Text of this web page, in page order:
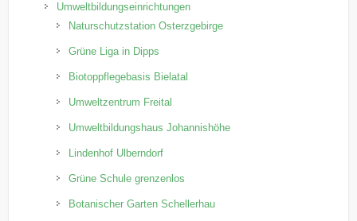
Umweltbildungseinrichtungen
Naturschutzstation Osterzgebirge
Grüne Liga in Dipps
Biotoppflegebasis Bielatal
Umweltzentrum Freital
Umweltbildungshaus Johannishöhe
Lindenhof Ulberndorf
Grüne Schule grenzenlos
Botanischer Garten Schellerhau